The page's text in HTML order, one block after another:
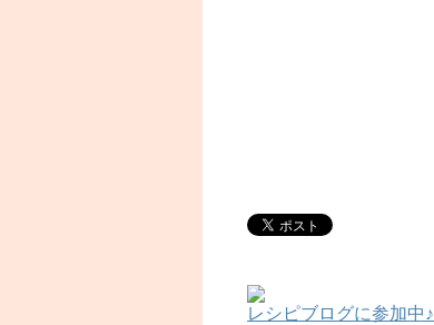
レシピブログに参加中♪